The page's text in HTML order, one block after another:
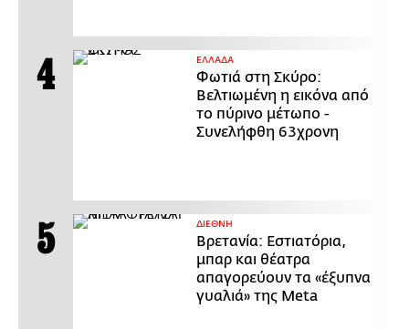
ΕΛΛΑΔΑ
Φωτιά στη Σκύρο:
Βελτιωμένη η εικόνα από
το πύρινο μέτωπο -
Συνελήφθη 63χρονη
ΔΙΕΘΝΗ
Βρετανία: Εστιατόρια,
μπαρ και θέατρα
απαγορεύουν τα «έξυπνα
γυαλιά» της Meta